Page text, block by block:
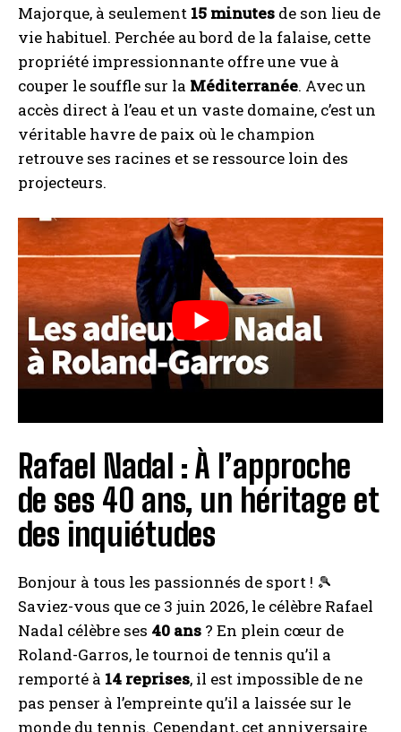
Majorque, à seulement 15 minutes de son lieu de
vie habituel. Perchée au bord de la falaise, cette
propriété impressionnante offre une vue à
couper le souffle sur la Méditerranée. Avec un
accès direct à l’eau et un vaste domaine, c’est un
véritable havre de paix où le champion
retrouve ses racines et se ressource loin des
projecteurs.
Rafael Nadal : À l’approche
de ses 40 ans, un héritage et
des inquiétudes
Bonjour à tous les passionnés de sport ! 🎾
Saviez-vous que ce 3 juin 2026, le célèbre Rafael
Nadal célèbre ses 40 ans ? En plein cœur de
Roland-Garros, le tournoi de tennis qu’il a
remporté à 14 reprises, il est impossible de ne
pas penser à l’empreinte qu’il a laissée sur le
monde du tennis. Cependant, cet anniversaire